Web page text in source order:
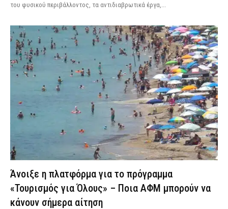
του φυσικού περιβάλλοντος, τα αντιδιαβρωτικά έργα,...
Άνοιξε η πλατφόρμα για το πρόγραμμα
«Τουρισμός για Όλους» – Ποια ΑΦΜ μπορούν να
κάνουν σήμερα αίτηση